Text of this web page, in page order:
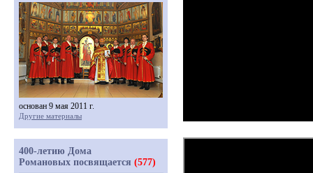
основан 9 мая 2011 г.
Другие материалы
400-летию Дома
Романовых посвящается (577)